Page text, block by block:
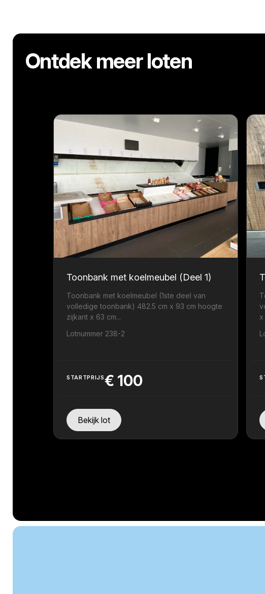
Ontdek meer loten
Toonbank met koelmeubel (Deel 1)
Toonbank met koelmeubel (1ste deel van
volledige toonbank) 482.5 cm x 93 cm hoogte
zijkant x 63 cm...
Lotnummer 238-2
STARTPRIJS€ 100
Bekijk lot
x